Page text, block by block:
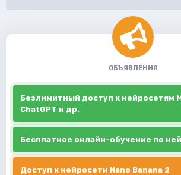
ОБЪЯВЛЕНИЯ
Безлимитный доступ к нейросетям
ChatGPT и др.
Бесплатное онлайн-обучение по
Доступ к нейросети Nano Banana 2